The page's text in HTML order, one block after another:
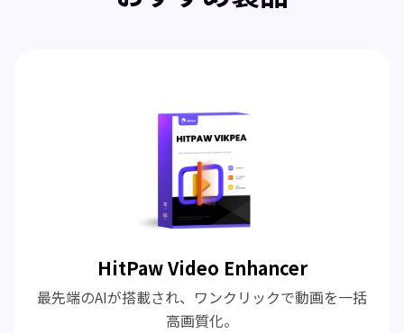
HitPaw Video Enhancer
最先端のAIが搭載され、ワンクリックで動画を一括
高画質化。